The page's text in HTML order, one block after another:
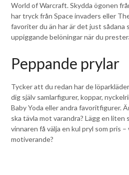
World of Warcraft. Skydda ögonen
har tryck från Space invaders eller
favoriter du än har är det just sådana
uppiggande belöningar när du
Peppande prylar
Tycker att du redan har de
dig själv samlarfigurer, koppar,
Baby Yoda eller andra favoritfigurer.
ska tävla mot varandra? Lägg en liten
vinnaren få välja en kul pryl som pris –
motiverande?